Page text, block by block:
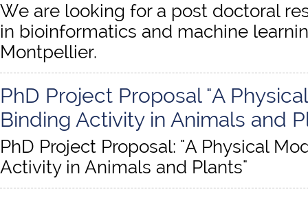
We are looking for a post doctoral
in bioinformatics and machine
Montpellier.
PhD Project Proposal "A
Binding Activity in Animals and
PhD Project Proposal: "A Physical
Activity in Animals and Plants"